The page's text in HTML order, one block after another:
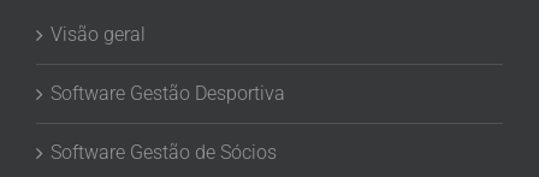
Visão geral
Software Gestão Desportiva
Software Gestão de Sócios